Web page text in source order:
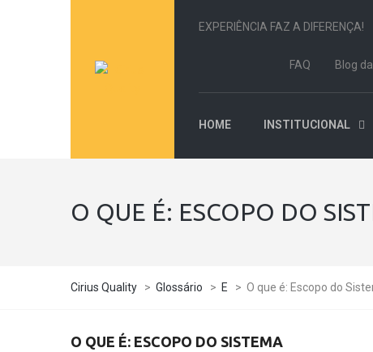
EXPERIÊNCIA FAZ A DIFERENÇA!
FAQ Blog
HOME INSTITUCIONAL
O QUE É: ESCOPO DO
Cirius Quality > Glossário > E > O que é: Escopo do
O QUE É: ESCOPO DO SISTEMA